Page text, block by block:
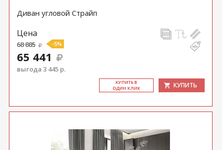
Диван угловой Страйп
Цена
68 885 -5%
65 441
выгода 3 445 р.
КУ­ПИТЬ В
ОДИН КЛИК
КУПИТЬ